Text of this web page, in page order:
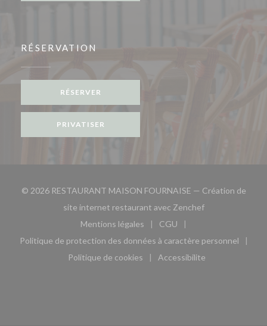
RÉSERVATION
RÉSERVER
PRIVATISER
© 2026 RESTAURANT MAISON FOURNAISE — Création de
site internet restaurant avec Zenchef((ouvre une
Mentions légales
((ouvre une nouvelle fenêtre))
CGU
((ouvre une nouvelle
Politique de protection des données à caractère personnel
((ouvre une nouvelle fenêtre))
Politique de cookies
((ouvre une nouvelle fenêtre))
Accessibilite